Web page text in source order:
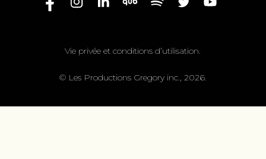
© Les Productions Gregory inc., 2026.
Vie privée et conditions d’utilisation.